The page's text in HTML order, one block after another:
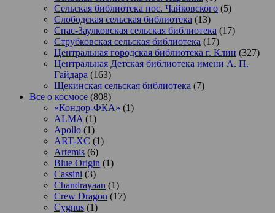
Сельская библиотека пос. Чайковского (5)
Слободская сельская библиотека (13)
Спас-Заулковская сельская библиотека (17)
Струбковская сельская библиотека (17)
Центральная городская библиотека г. Клин (327)
Центральная Детская библиотека имени А. П.
Гайдара (163)
Щекинская сельская библиотека (7)
Все о космосе (808)
«Кондор-ФКА» (1)
ALMA (1)
Apollo (1)
ART-XC (1)
Artemis (6)
Blue Origin (1)
Cassini (3)
Chandrayaan (1)
Crew Dragon (17)
Cygnus (1)